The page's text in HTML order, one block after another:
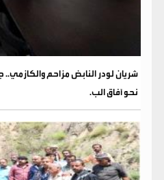
شريان لودر النابض مزاحم
نحو آفاق الب.